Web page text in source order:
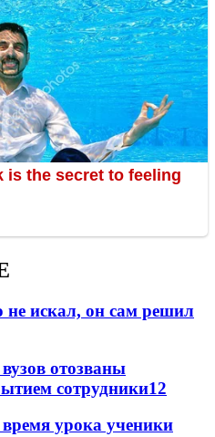
искал, он сам решил
отозваны
сотрудники12
урока ученики